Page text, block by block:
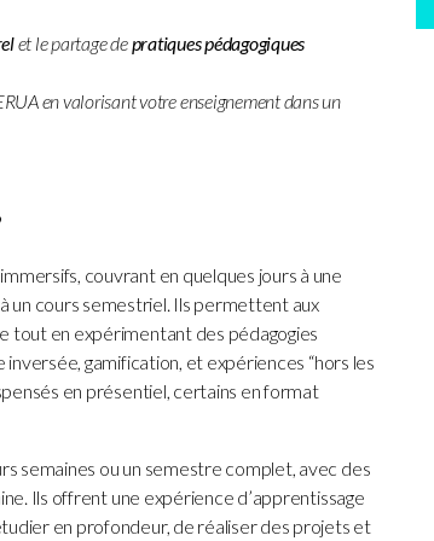
et le partage depratiques pédagogiques
en valorisant votre enseignement dans un
couvrant en quelques jours à une
un cours semestriel. Ils permettent aux
tout en expérimentant des pédagogies
gamification, et expériences “hors les
en présentiel, certains en format
semaines ou un semestre complet, avec des
Ils offrent une expérience d’apprentissage
en profondeur, de réaliser des projets et